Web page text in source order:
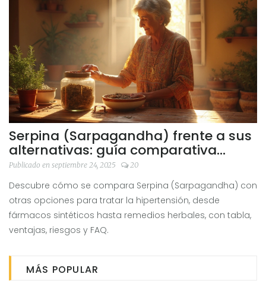
Serpina (Sarpagandha) frente a sus
alternativas: guía comparativa
completa
Publicado en septiembre 24, 2025 20
Descubre cómo se compara Serpina (Sarpagandha) con
otras opciones para tratar la hipertensión, desde
fármacos sintéticos hasta remedios herbales, con tabla,
ventajas, riesgos y FAQ.
MÁS POPULAR